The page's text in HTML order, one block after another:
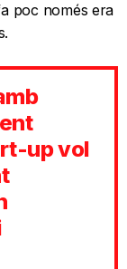
poc només era
up vol